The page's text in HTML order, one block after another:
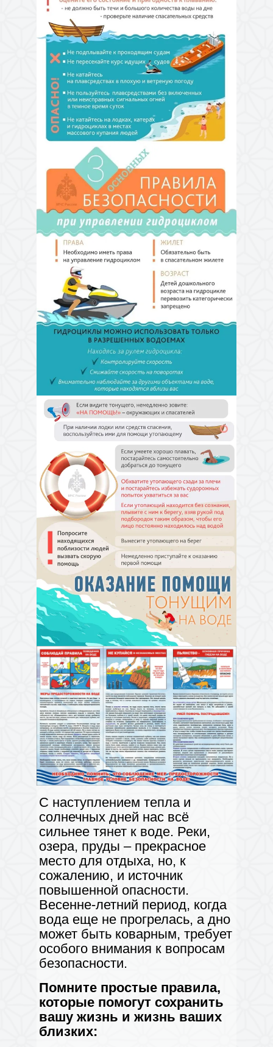
С наступлением тепла и
солнечных дней нас всё
сильнее тянет к воде. Реки,
озера, пруды – прекрасное
место для отдыха, но, к
сожалению, и источник
повышенной опасности.
Весенне-летний период, когда
вода еще не прогрелась, а дно
может быть коварным, требует
особого внимания к вопросам
безопасности.
Помните простые правила,
которые помогут сохранить
вашу жизнь и жизнь ваших
близких: